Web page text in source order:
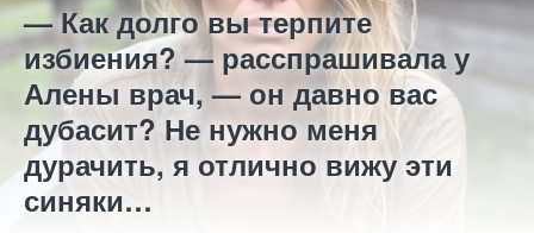
— Как долго вы терпите
избиения? — расспрашивала у
Алены врач, — он давно вас
дубасит? Не нужно меня
дурачить, я отлично вижу эти
синяки…